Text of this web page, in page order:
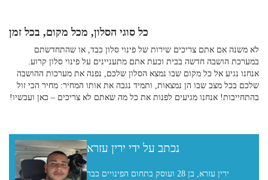
כל סוגי הסלון, מכל מקום, בכל זמן
לא משנה אם אתם צריכים שירות של פינוי סלון כבד, או שהתחדשתם
במערכת הושבה חדשה בבית וכעת אתם מתעניינים על פינוי סלון קרוע
אנחנו נגיע אל כל מקום שבו נמצא הסלון שלכם, נפנה את מערכות ההושבה
שלכם בכל מצב שבו הן נמצאות, ותמיד נגבה את אותו המחיר: מחיר הכי זול
בהתחייבות! אנחנו מגיעים לפנות את כל מה שאתם לא צריכים – כאן ועכשיו!
נכתב על ידי ירין עזרא
ירין עזרא, בן 28 ועוסק בתחום הפינויים כבר